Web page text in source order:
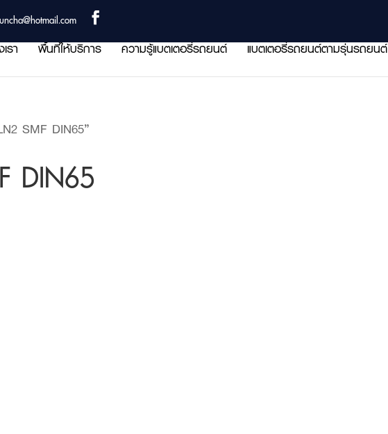
รา พื้นที่ให้บริการ ความรู้แบตเตอรี่รถยนต์ แบตเตอรี่รถยนต์ตามรุ่นรถยนต์
SMF DIN65”
DIN65